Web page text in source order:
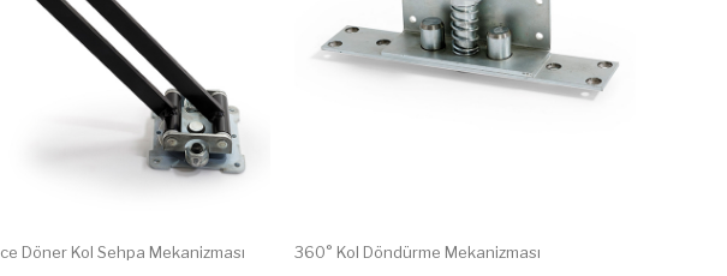
Döner Kol Sehpa Mekanizması 360° Kol Döndürme Mekanizması